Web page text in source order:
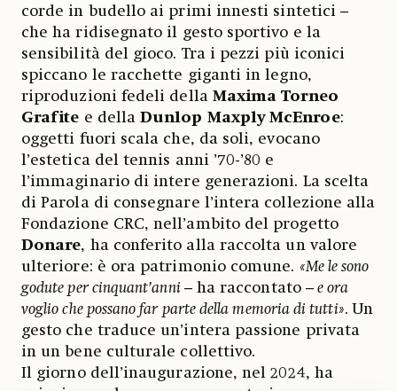
corde in budello ai primi innesti sintetici –
che ha ridisegnato il gesto sportivo e la
sensibilità del gioco. Tra i pezzi più iconici
spiccano le racchette giganti in legno,
riproduzioni fedeli della Maxima Torneo
Grafite e della Dunlop Maxply McEnroe:
oggetti fuori scala che, da soli, evocano
l’estetica del tennis anni ’70-’80 e
l’immaginario di intere generazioni. La scelta
di Parola di consegnare l’intera collezione alla
Fondazione CRC, nell’ambito del progetto
Donare, ha conferito alla raccolta un valore
ulteriore: è ora patrimonio comune. «Me le sono
godute per cinquant’anni – ha raccontato –e ora
voglio che possano far parte della memoria di tutti». Un
gesto che traduce un’intera passione privata
in un bene culturale collettivo.
Il giorno dell’inaugurazione, nel 2024, ha